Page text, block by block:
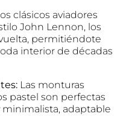
clásicos aviadores
John Lennon, los
permitiéndote
interior de décadas
Las monturas
pastel son perfectas
minimalista, adaptable